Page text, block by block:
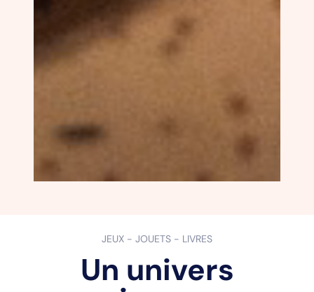
JEUX - JOUETS - LIVRES
Un univers